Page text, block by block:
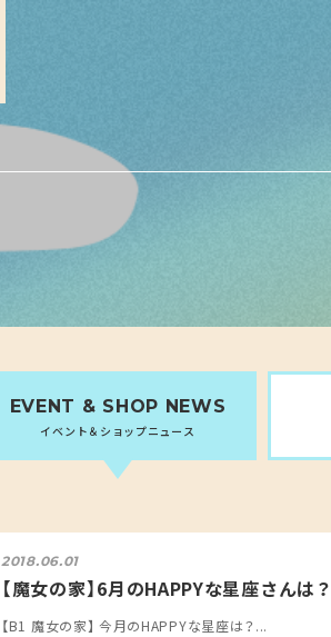
EVENT & SHOP NEWS
イベント＆ショップニュース
2018.06.01
【魔女の家】6月のHAPPYな星座さんは？
【B1 魔女の家】 今月のHAPPYな星座は？...